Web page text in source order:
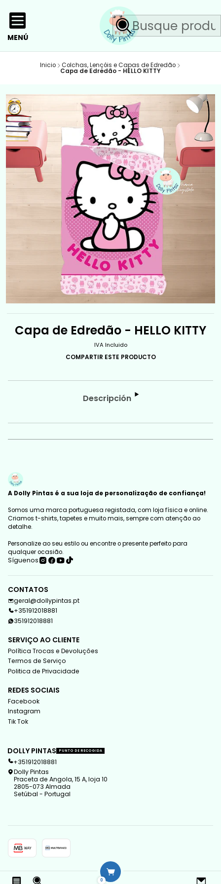
MENÚ
0
Inicio Colchas, Lençóis e Capas de Edredão
Capa de Edredão - HELLO KITTY
Capa de Edredão - HELLO KITTY
IVA Incluido
COMPARTIR ESTE PRODUCTO
Descripción
A Dolly Pintas é a sua loja de personalização de confiança!
Somos uma marca portuguesa registada, com loja física e online.
Criamos t-shirts, tapetes e muito mais, sempre com atenção ao
detalhe.
Personalize ao seu estilo ou encontre o presente perfeito para
qualquer ocasião.
Síguenos
CONTATOS
geral@dollypintas.pt
+351912018881
351912018881
SERVIÇO AO CLIENTE
Política Trocas e Devoluções
Termos de Serviço
Politica de Privacidade
REDES SOCIAIS
Facebook
Instagram
Tik Tok
DOLLY PINTAS PUNTO DE RECOGIDA
+351912018881
Dolly Pintas
Praceta de Angola, 15 A, loja 10
2805-073 Almada
Setúbal - Portugal
2026 Dolly Pintas.
Todos los derechos reservados.Desarrollado por Jumpseller